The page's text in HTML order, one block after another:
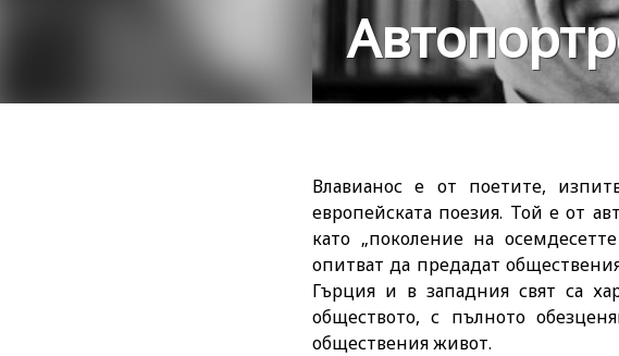
Влавианос е от поетите,
европейската поезия. Той е от
като „поколение на
опитват да предадат
Гърция и в западния свят са
обществото, с пълното
обществения живот.